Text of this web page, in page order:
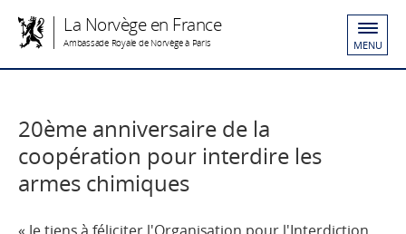
La Norvège en France
Ambassade Royale de Norvège à Paris MENU
20ème anniversaire de la
coopération pour interdire les
armes chimiques